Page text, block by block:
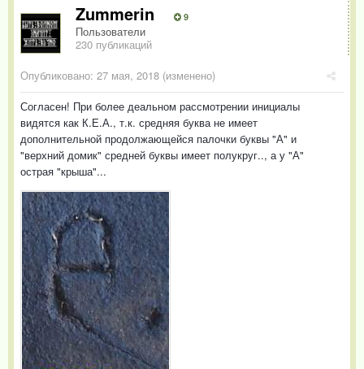
Zummerin 9
Пользователи
230 публикаций
Опубликовано: 27 мая, 2018 (изменено)
Согласен! При более деальном рассмотрении инициалы
видятся как К.Е.А., т.к. средняя буква не имеет
дополнительной продолжающейся палочки буквы "А" и
"верхний домик" средней буквы имеет полукруг.., а у "А"
острая "крыша"...